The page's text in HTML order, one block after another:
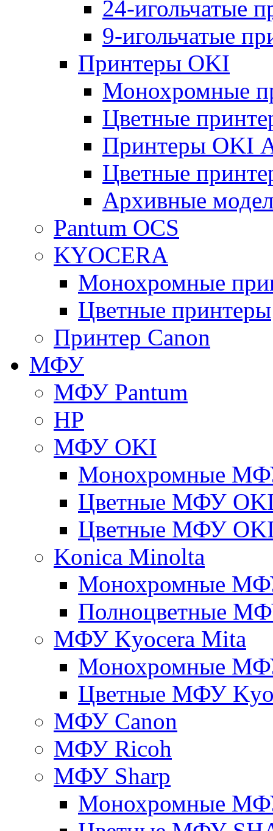
24-игольчатые
9-игольчатые
Принтеры OKI
Монохромные
Цветные
Принтеры OKI
Цветные
Архивные
Pantum OCS
KYOCERA
Монохромные
Цветные принтеры
Принтер Canon
МФУ
МФУ Pantum
HP
МФУ OKI
Монохромные
Цветные МФУ
Цветные МФУ
Konica Minolta
Монохромные
Полноцветные
МФУ Kyocera Mita
Монохромные
Цветные МФУ
МФУ Canon
МФУ Ricoh
МФУ Sharp
Монохромные